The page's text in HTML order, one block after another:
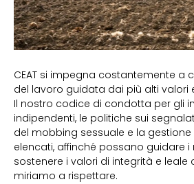
CEAT si impegna costantemente a
del lavoro guidata dai più alti valori
Il nostro codice di condotta per gli
indipendenti, le politiche sui
del mobbing sessuale e la
elencati, affinché possano guidare
sostenere i valori di integrità e leale
miriamo a rispettare.